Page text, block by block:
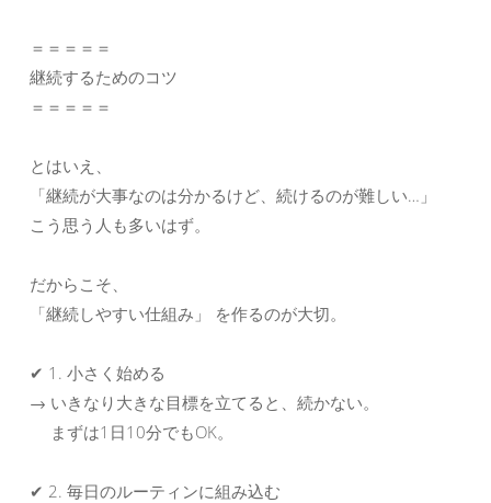
＝＝＝＝＝
継続するためのコツ
＝＝＝＝＝
とはいえ、
「継続が大事なのは分かるけど、続けるのが難しい…」
こう思う人も多いはず。
だからこそ、
「継続しやすい仕組み」 を作るのが大切。
✔ 1. 小さく始める
→ いきなり大きな目標を立てると、続かない。
まずは1日10分でもOK。
✔ 2. 毎日のルーティンに組み込む